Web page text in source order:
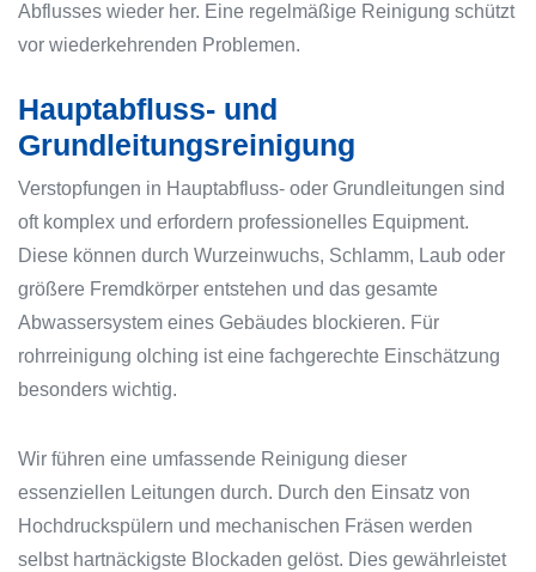
Abflusses wieder her. Eine regelmäßige Reinigung schützt
vor wiederkehrenden Problemen.
Hauptabfluss- und
Grundleitungsreinigung
Verstopfungen in Hauptabfluss- oder Grundleitungen sind
oft komplex und erfordern professionelles Equipment.
Diese können durch Wurzeinwuchs, Schlamm, Laub oder
größere Fremdkörper entstehen und das gesamte
Abwassersystem eines Gebäudes blockieren. Für
rohrreinigung olching ist eine fachgerechte Einschätzung
besonders wichtig.
Wir führen eine umfassende Reinigung dieser
essenziellen Leitungen durch. Durch den Einsatz von
Hochdruckspülern und mechanischen Fräsen werden
selbst hartnäckigste Blockaden gelöst. Dies gewährleistet